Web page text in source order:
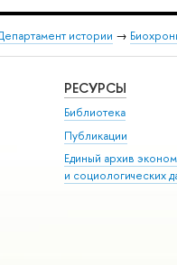
истории →
РЕСУРСЫ
Библиотека
Публикации
Единый архив
и социологических